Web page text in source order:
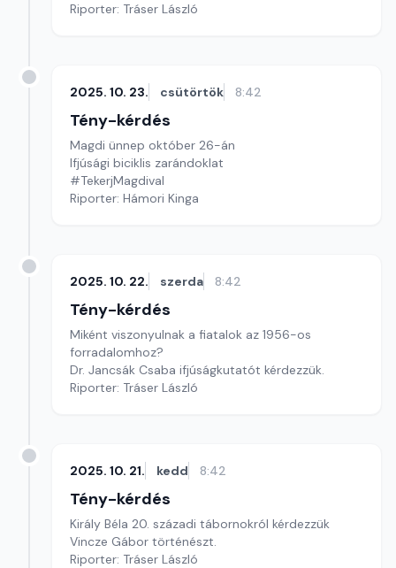
Riporter: Tráser László
2025. 10. 23. csütörtök 8:42
Tény-kérdés
Magdi ünnep október 26-án
Ifjúsági biciklis zarándoklat
#TekerjMagdival
Riporter: Hámori Kinga
2025. 10. 22. szerda 8:42
Tény-kérdés
Miként viszonyulnak a fiatalok az 1956-os
forradalomhoz?
Dr. Jancsák Csaba ifjúságkutatót kérdezzük.
Riporter: Tráser László
2025. 10. 21. kedd 8:42
Tény-kérdés
Király Béla 20. századi tábornokról kérdezzük
Vincze Gábor történészt.
Riporter: Tráser László